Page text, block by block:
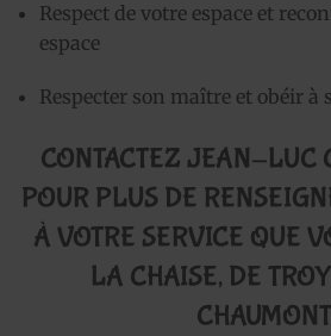
Respect de votre espace et
espace
Respecter son maître et obéir à
CONTACTEZ JEAN-LUC
POUR PLUS DE
À VOTRE SERVICE QUE
LA CHAISE, DE